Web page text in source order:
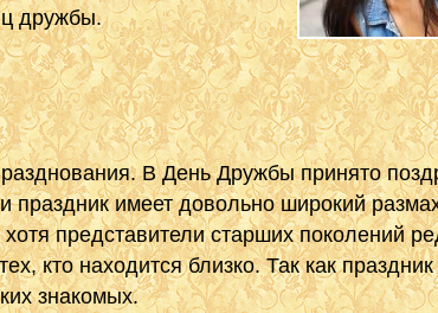
дружбы.
В День Дружбы принято
имеет довольно широкий
представители старших поколений
кто находится близко. Так как
знакомых.